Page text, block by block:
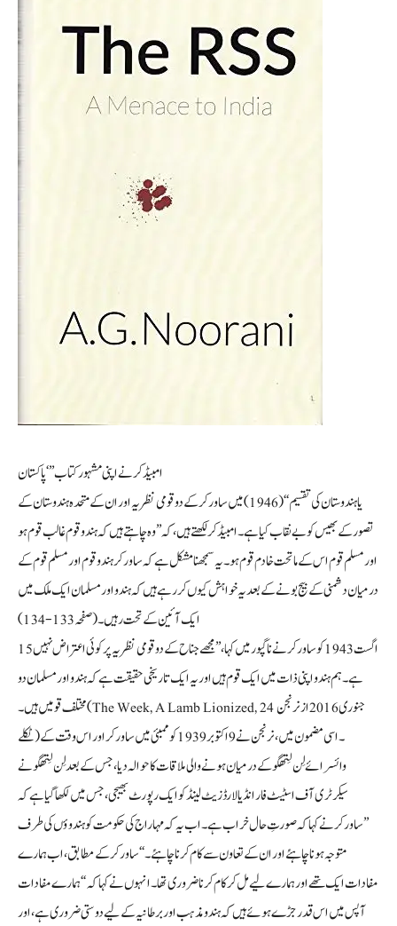
امبیڈکر نے اپنی مشہور کتاب’’ ‘پاکستان
یا ہندوستان کی تقسیم‘‘ (1946) میں ساورکر کے دو قومی نظریہ اور ان کے متحدہ ہندوستان کے
تصور کے بھیس کو بے نقاب کیا ہے۔ امبیڈکر لکھتے ہیں،کہ ’’وہ چاہتے ہیں کہ ہندو قوم غالب قوم ہو
اور مسلم قوم اس کے ماتحت خادم قوم ہو۔ یہ سمجھنا مشکل ہے کہ ساورکر ہندو قوم اور مسلم قوم کے
درمیان دشمنی کے بیج بونے کے بعد یہ خواہش کیوں کر رہے ہیں کہ ہندو اور مسلمان ایک ملک میں
ایک آئین کے تحت رہیں۔ (صفحہ 133-134)
15 اگست 1943 کو ساورکر نے ناگپور میں کہا، ’’مجھے جناح کے دو قومی نظریہ پر کوئی اعتراض نہیں
ہے۔ ہم ہندو اپنی ذات میں ایک قوم ہیں اور یہ ایک تاریخی حقیقت ہے کہ ہندو اور مسلمان دو
مختلف قومیں ہیں۔ (The Week, A Lamb Lionized, 24 جنوری 2016 از نرنجن
ٹکلے)۔ اسی مضمون میں، نرنجن نے 9 اکتوبر 1939 کو ممبئی میں ساورکر اور اس وقت کے
وائسرائے لِن لِتھگو کے درمیان ہونے والی ملاقات کا حوالہ دیا، جس کے بعد لِن لِتھگو نے
سیکرٹری آف اسٹیٹ فار انڈیا لارڈ زیٹ لینڈ کو ایک رپورٹ بھیجی، جس میں لکھا گیاہے کہ
’’ساورکر نے کہا کہ صورتِ حال خراب ہے۔ اب یہ کہ مہاراج کی حکومت کو ہندوؤں کی طرف
متوجہ ہونا چاہئے اور ان کے تعاون سے کام کرنا چاہئے۔‘‘ ساورکر کے مطابق، اب ہمارے
مفادات ایک تھے اور ہمارے لیے مل کر کام کرنا ضروری تھا۔ انہوں نے کہا کہ “ہمارے مفادات
آپس میں اس قدر جڑے ہوئے ہیں کہ ہندو مذہب اور برطانیہ کے لیے دوستی ضروری ہے، اور